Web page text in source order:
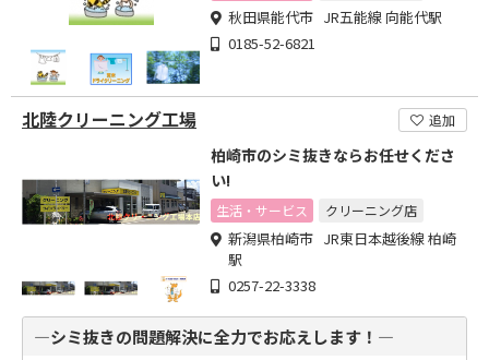
秋田県能代市 JR五能線 向能代駅
0185-52-6821
北陸クリーニング工場 追加
柏崎市のシミ抜きならお任せくださ
い!
生活・サービス クリーニング店
新潟県柏崎市 JR東日本越後線 柏崎
駅
0257-22-3338
―シミ抜きの問題解決に全力でお応えします！―